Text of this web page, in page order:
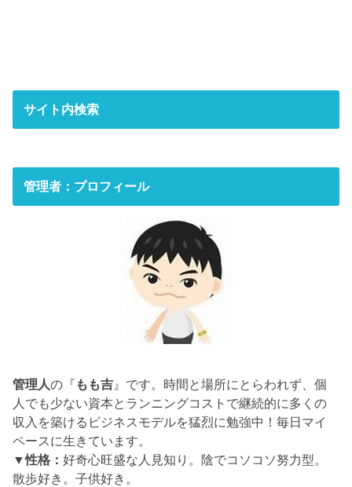
サイト内検索
管理者：プロフィール
管理人の『 もも吉 』です。時間と場所にとらわれず、個
人でも少ない資本とランニングコストで継続的に多くの
収入を築けるビジネスモデルを猛烈に勉強中！毎日マイ
ペースに生きています。
▼性格：好奇心旺盛な人見知り。陰でコソコソ努力型。
散歩好き。子供好き。